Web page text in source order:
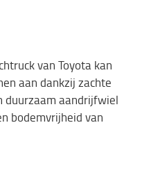
van Toyota kan
aan dankzij zachte
duurzaam aandrijfwiel
bodemvrijheid van